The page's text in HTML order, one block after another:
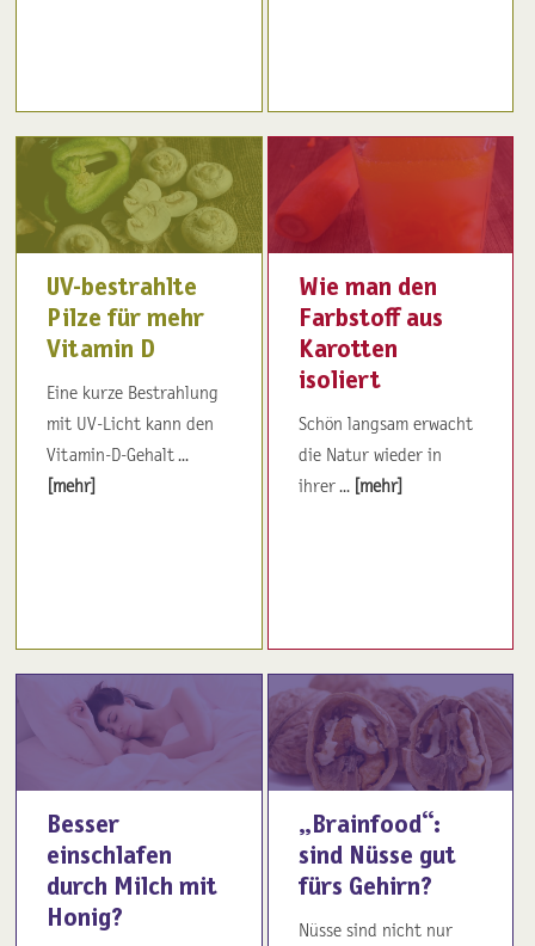
UV-bestrahlte
Pilze für mehr
Vitamin D
Eine kurze Bestrahlung
mit UV-Licht kann den
Vitamin-D-Gehalt ...
[mehr]
Wie man den
Farbstoff aus
Karotten
isoliert
Schön langsam erwacht
die Natur wieder in
ihrer ... [mehr]
Besser
einschlafen
durch Milch mit
Honig?
„Brainfood“:
sind Nüsse gut
fürs Gehirn?
Nüsse sind nicht nur